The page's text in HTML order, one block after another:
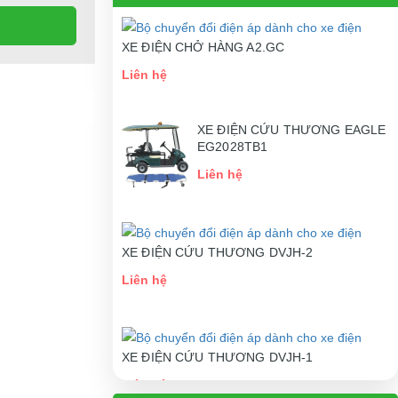
XE ĐIỆN CHỞ HÀNG A2.GC
Liên hệ
XE ĐIỆN CỨU THƯƠNG EAGLE
EG2028TB1
Liên hệ
XE ĐIỆN CỨU THƯƠNG DVJH-2
Liên hệ
XE ĐIỆN CỨU THƯƠNG DVJH-1
Liên hệ